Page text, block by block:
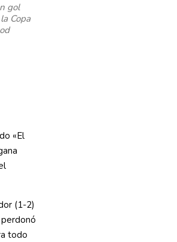
gol
Copa
«El
(1-2)
todo